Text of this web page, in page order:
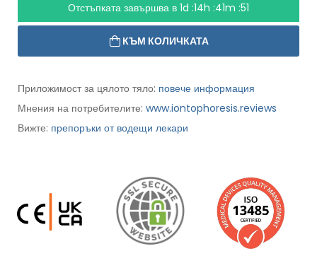
Отстъпката завършва в 1d :14h :41m :49
КЪМ КОЛИЧКАТА
Приложимост за цялото тяло: повече информация
Мнения на потребителите: www.iontophoresis.reviews
Вижте: препоръки от водещи лекари